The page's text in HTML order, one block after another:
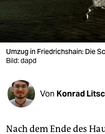
verlag
veranstaltungen
fragen & hilfe
unterstützen
abo
Umzug in Friedrichshain: Die
Bild: dapd
Von Konrad
Nach dem Ende des